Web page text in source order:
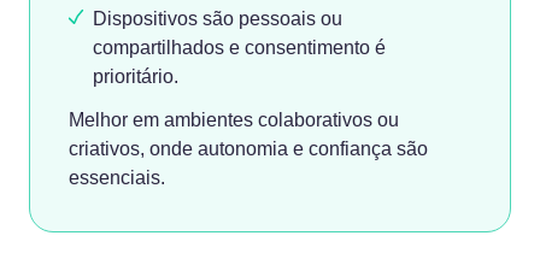
Dispositivos são pessoais ou
compartilhados e consentimento é
prioritário.
Melhor em ambientes colaborativos ou
criativos, onde autonomia e confiança são
essenciais.